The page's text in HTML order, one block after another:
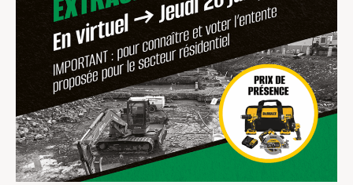
Recherche
Recherche